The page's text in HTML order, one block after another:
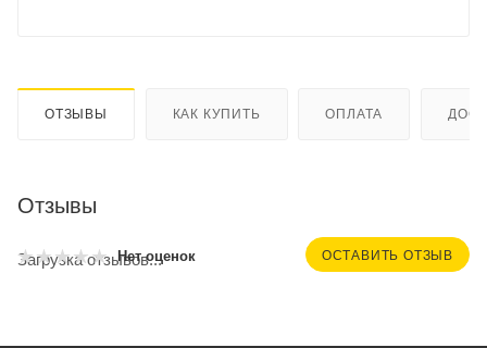
ОТЗЫВЫ КАК КУПИТЬ ОПЛАТА
Отзывы
Нет оценок ОСТАВИТЬ ОТЗЫВ
Загрузка отзывов...